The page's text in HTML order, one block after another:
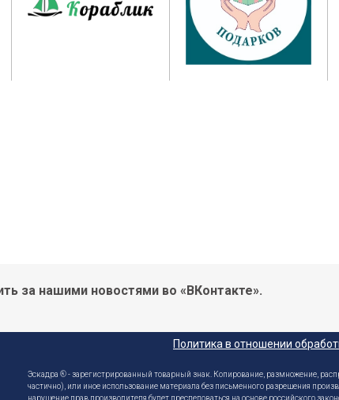
за нашими новостями во «ВКонтакте».
Политика в отношении
Эскадра ® - зарегистрированный товарный знак. Копирование, размножение,
частично), или иное использование материала без письменного разрешения
нарушение прав производителя будет преследоваться на основе российского